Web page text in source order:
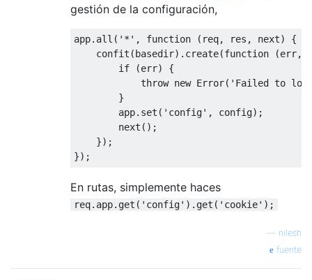
gestión de la configuración,
app.all( '*' , function ( req, res, next) {
    confit(basedir).create(
function (err,
if (err) {
throw new Error( 'Failed to
        }
        app.set(
'config' , config);
        next();
    });
En rutas, simplemente haces
req.app.get('config').get('cookie');
nilesh
fuente